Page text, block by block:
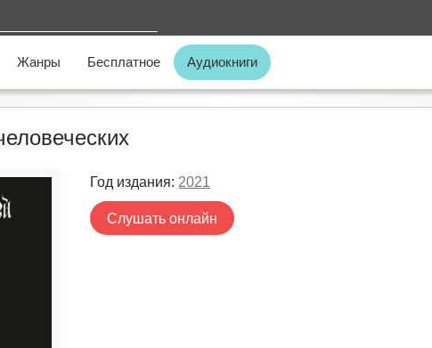
Жанры Бесплатное Аудиокниги
Год издания: 2021
Слушать онлайн